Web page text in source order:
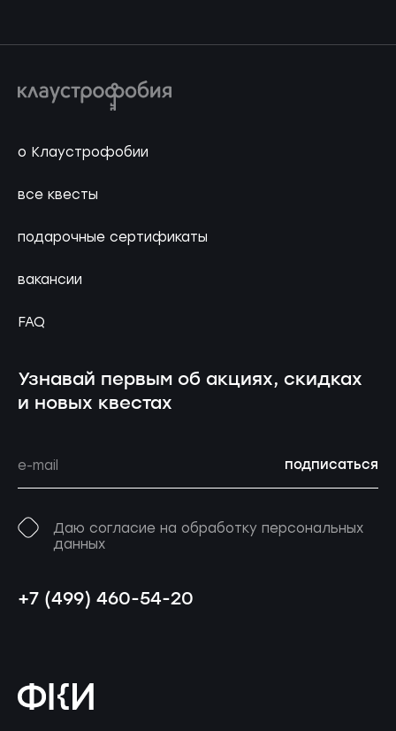
о Клаустрофобии
все квесты
подарочные сертификаты
вакансии
FAQ
Узнавай первым об акциях, скидках
и новых квестах
подписаться
Даю согласие на обработку персональных
данных
+7 (499) 460-54-20